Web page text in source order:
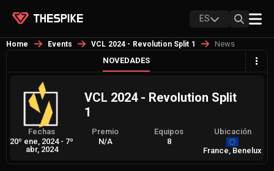
ES
Home Events VCL 2024 - Revolution Split 1
News
NOVEDADES
VCL 2024 - Revolution Split
1
Fechas
20º ene, 2024 - 7º
abr, 2024
Premio
N/A
Equipos
8
Ubicación
France, Benelux